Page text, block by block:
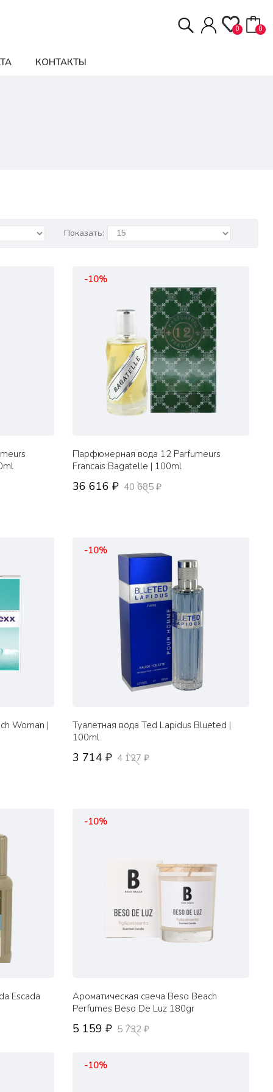
0 0
КОНТАКТЫ
Показать:
-10%
Парфюмерная вода 12 Parfumeurs
Francais Bagatelle | 100ml
36 616 ₽ 40 685 ₽
Woman |
-10%
Туалетная вода Ted Lapidus Blueted |
100ml
3 714 ₽ 4 127 ₽
Escada
-10%
Ароматическая свеча Beso Beach
Perfumes Beso De Luz 180gr
5 159 ₽ 5 732 ₽
-10%